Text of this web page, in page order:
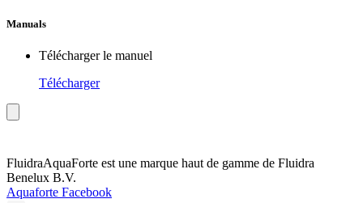
Manuals
Télécharger le manuel
Télécharger
FluidraAquaForte est une marque haut de gamme de Fluidra
Benelux B.V.
Aquaforte Facebook